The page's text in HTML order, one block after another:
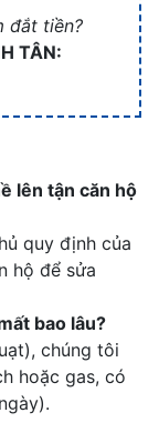
đắt tiền?
TÂN:
lên tận căn hộ
quy định của
hộ để sửa
bao lâu?
chúng tôi
hoặc gas, có